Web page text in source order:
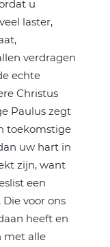
u
laster,
verdragen
echte
Christus
Paulus zegt
toekomstige
uw hart in
zijn, want
een
voor ons
heeft en
met alle